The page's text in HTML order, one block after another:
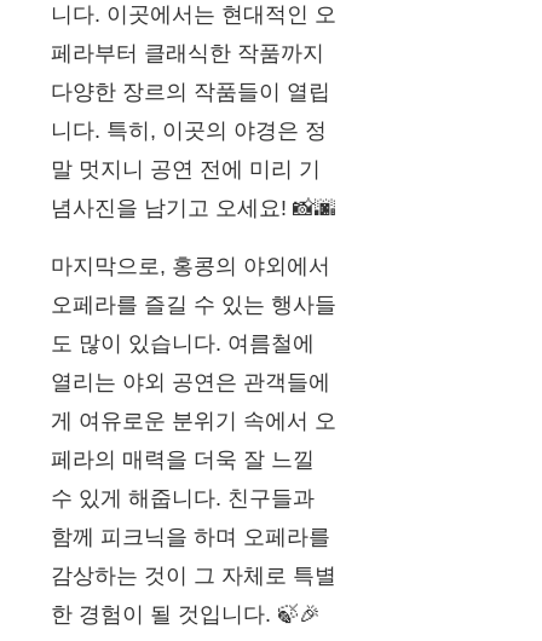
니다. 이곳에서는 현대적인 오
페라부터 클래식한 작품까지
다양한 장르의 작품들이 열립
니다. 특히, 이곳의 야경은 정
말 멋지니 공연 전에 미리 기
념사진을 남기고 오세요! 📸🌆
마지막으로, 홍콩의 야외에서
오페라를 즐길 수 있는 행사들
도 많이 있습니다. 여름철에
열리는 야외 공연은 관객들에
게 여유로운 분위기 속에서 오
페라의 매력을 더욱 잘 느낄
수 있게 해줍니다. 친구들과
함께 피크닉을 하며 오페라를
감상하는 것이 그 자체로 특별
한 경험이 될 것입니다. 🍃🎉